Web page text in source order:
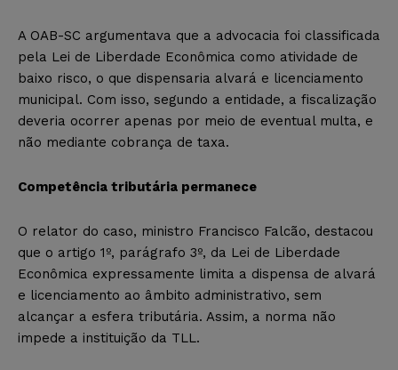
A OAB-SC argumentava que a advocacia foi classificada
pela Lei de Liberdade Econômica como atividade de
baixo risco, o que dispensaria alvará e licenciamento
municipal. Com isso, segundo a entidade, a fiscalização
deveria ocorrer apenas por meio de eventual multa, e
não mediante cobrança de taxa.
Competência tributária permanece
O relator do caso, ministro Francisco Falcão, destacou
que o artigo 1º, parágrafo 3º, da Lei de Liberdade
Econômica expressamente limita a dispensa de alvará
e licenciamento ao âmbito administrativo, sem
alcançar a esfera tributária. Assim, a norma não
impede a instituição da TLL.